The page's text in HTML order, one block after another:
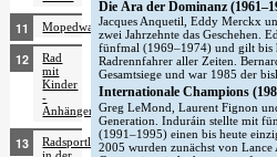
Mopedwanderfahren
Rad
mit
Kinder
-
Anhänger
Radsportler
Die Ära der Dominanz
Jacques Anquetil, Eddy Merckx
zwei Jahrzehnte das Geschehen.
fünfmal (1969–1974) und gilt bis
Radrennfahrer aller Zeiten.
Gesamtsiege und war 1985 der
Internationale Champions
Greg LeMond, Laurent Fignon
Generation. Induráin stellte mit
(1991–1995) einen bis heute
2005 wurden zunächst von Lance